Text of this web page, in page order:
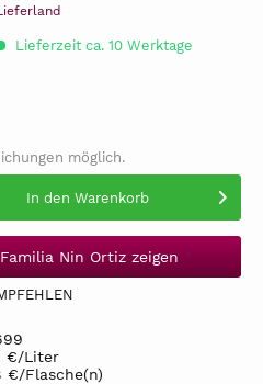
Lieferzeit ca. 10 Werktage
möglich.
In den Warenkorb
Nin Ortiz zeigen
€/Liter
€/Flasche(n)